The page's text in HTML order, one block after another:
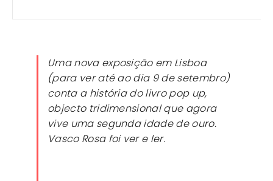
Uma nova exposição em Lisboa
(para ver até ao dia 9 de setembro)
conta a história do livro pop up,
objecto tridimensional que agora
vive uma segunda idade de ouro.
Vasco Rosa foi ver e ler.